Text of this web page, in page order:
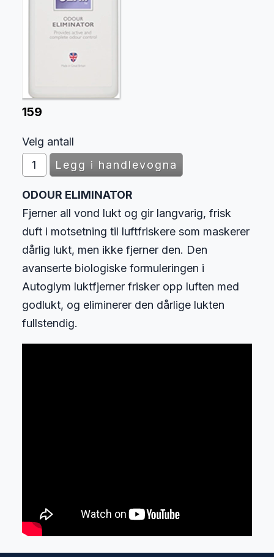
159
Velg antall
ODOUR ELIMINATOR
Fjerner all vond lukt og gir langvarig, frisk
duft i motsetning til luftfriskere som maskerer
dårlig lukt, men ikke fjerner den. Den
avanserte biologiske formuleringen i
Autoglym luktfjerner frisker opp luften med
godlukt, og eliminerer den dårlige lukten
fullstendig.